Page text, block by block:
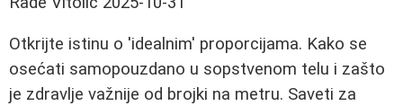
Otkrijte istinu o 'idealnim' proporcijama. Kako se
osećati samopouzdano u sopstvenom telu i zašto
je zdravlje važnije od brojki na metru. Saveti za